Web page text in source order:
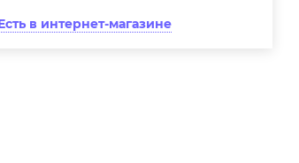
в интернет-магазине